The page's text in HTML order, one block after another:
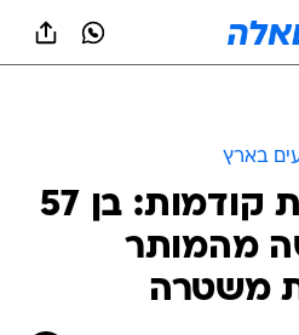
בארץ
עם 24 הרשעות קודמות: בן 57
מהמותר
משטרה